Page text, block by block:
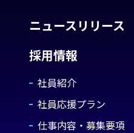
ニュースリリース
採用情報
社員紹介
社員応援プラン
仕事内容・募集要項